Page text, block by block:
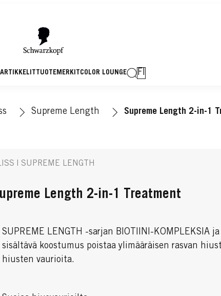
ARTIKKELIT TUOTEMERKIT COLOR LOUNGE FI
Supreme Length Supreme Length 2-in-1
| SUPREME LENGTH
Length 2-in-1 Treatment
SUPREME LENGTH -sarjan BIOTIINI-KOMPLEKSIA
sisältävä koostumus poistaa ylimääräisen rasvan
hiusten vaurioita.